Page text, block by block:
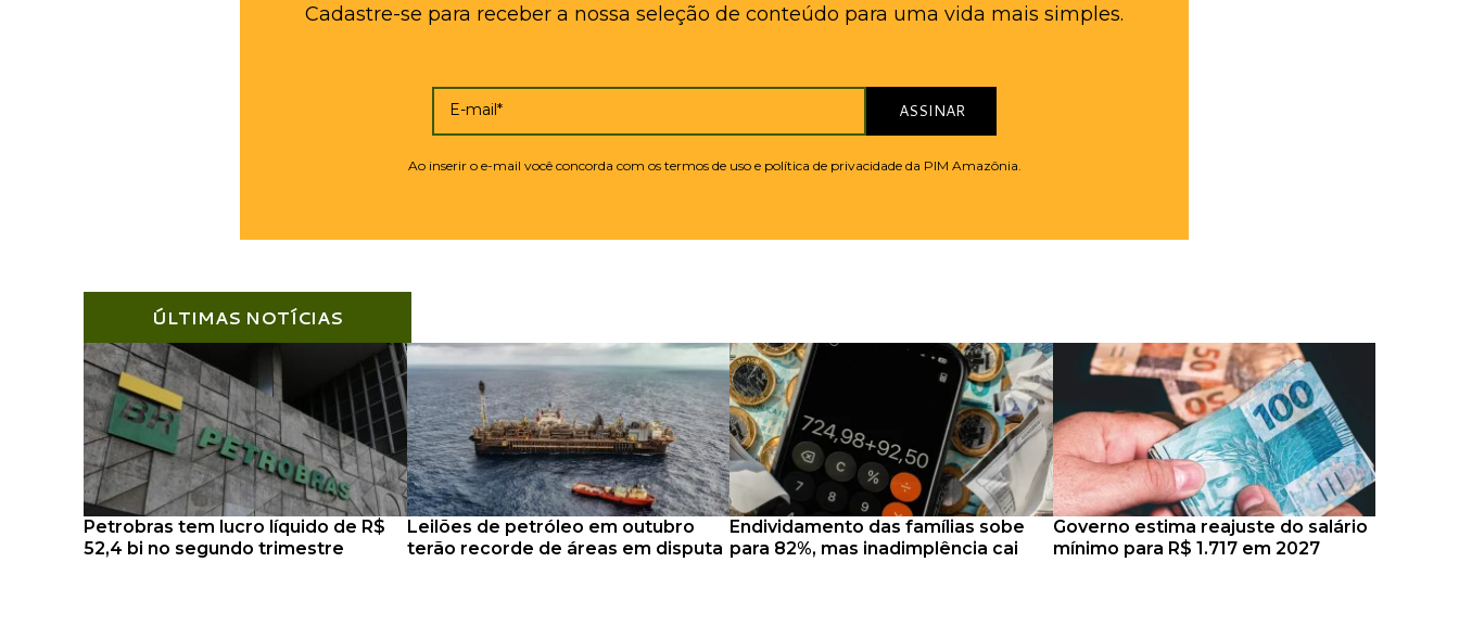
Cadastre-se para receber a nossa seleção de conteúdo para uma vida mais simples.
E-mail* ASSINAR
Ao inserir o e-mail você concorda com os termos de uso e política de privacidade da PIM Amazônia.
ÚLTIMAS NOTÍCIAS
Petrobras tem lucro líquido de R$
52,4 bi no segundo trimestre
Leilões de petróleo em outubro
terão recorde de áreas em disputa
Endividamento das famílias sobe
para 82%, mas inadimplência cai
Governo estima reajuste do salário
mínimo para R$ 1.717 em 2027